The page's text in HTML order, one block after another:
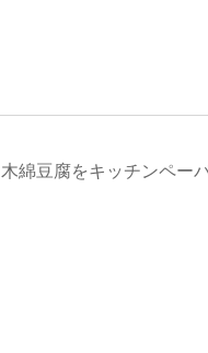
木綿豆腐をキッチンペー